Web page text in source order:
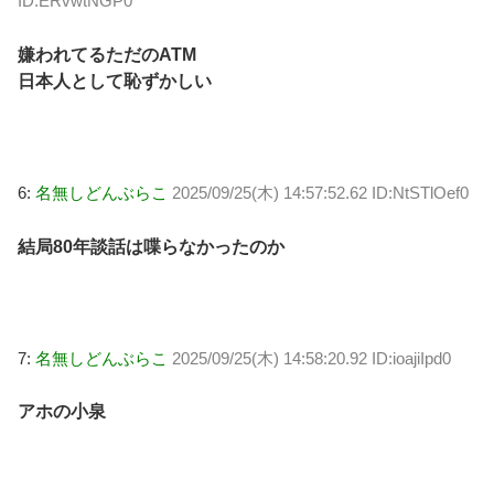
嫌われてるただのATM
日本人として恥ずかしい
6: 名無しどんぶらこ 2025/09/25(木) 14:57:52.62 ID:NtSTlOef0
結局80年談話は喋らなかったのか
7: 名無しどんぶらこ 2025/09/25(木) 14:58:20.92 ID:ioajiIpd0
アホの小泉